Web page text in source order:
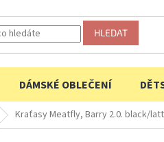
HLEDAT
DÁMSKÉ OBLEČENÍ
Kraťasy Meatfly, Barry 2.0. black/